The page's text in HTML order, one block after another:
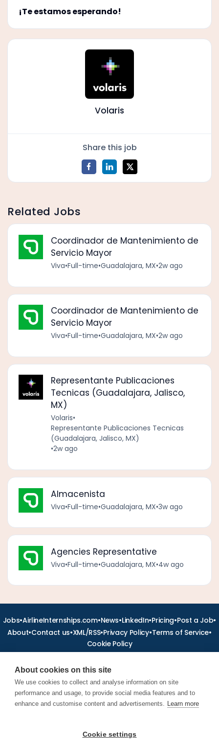
¡Te estamos esperando!
Volaris
Share this job
Related Jobs
Coordinador de Mantenimiento de
Servicio Mayor
Viva•Full-time•Guadalajara, MX•2w ago
Coordinador de Mantenimiento de
Servicio Mayor
Viva•Full-time•Guadalajara, MX•2w ago
Representante Publicaciones
Tecnicas (Guadalajara, Jalisco,
MX)
Volaris•
Representante Publicaciones Tecnicas
(Guadalajara, Jalisco, MX)
•2w ago
Almacenista
Viva•Full-time•Guadalajara, MX•3w ago
Agencies Representative
Viva•Full-time•Guadalajara, MX•4w ago
Jobs•AirlineInternships.com•News•LinkedIn•Pricing•Post a Job•
About•Contact us•XML/RSS•Privacy Policy•Terms of Service•
Cookie Policy
Find aviation jobs worldwide – pilot, cabin crew, ground staff
and aerospace careers. Latest airline recruitment, industry
About cookies on this site
We use cookies to collect and analyse information on site
performance and usage, to provide social media features and to
enhance and customise content and advertisements. Learn more
Cookie settings